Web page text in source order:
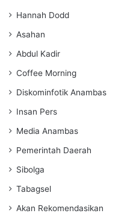
Hannah Dodd
Asahan
Abdul Kadir
Coffee Morning
Diskominfotik Anambas
Insan Pers
Media Anambas
Pemerintah Daerah
Sibolga
Tabagsel
Akan Rekomendasikan